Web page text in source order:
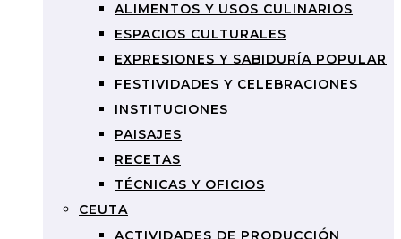
ALIMENTOS Y USOS CULINARIOS
ESPACIOS CULTURALES
EXPRESIONES Y SABIDURÍA POPULAR
FESTIVIDADES Y CELEBRACIONES
INSTITUCIONES
PAISAJES
RECETAS
TÉCNICAS Y OFICIOS
CEUTA
ACTIVIDADES DE PRODUCCIÓN